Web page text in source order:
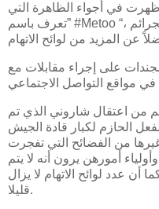
ظهرت في أجواء الظاهرة التي
تعرف باسم” #Metoo “، وتعني “أنا أيضا” التي يقدمها ضحايا الجرائم
على إجراء مقابلات مع
من اعتقال شاروني الذي تم
الحازم لكبار قادة الجيش
من الفضائح التي تفجرت
أمورهن يرون أنه لا يتم
أن عدد لوائح الاتهام لا يزال
قليلا.